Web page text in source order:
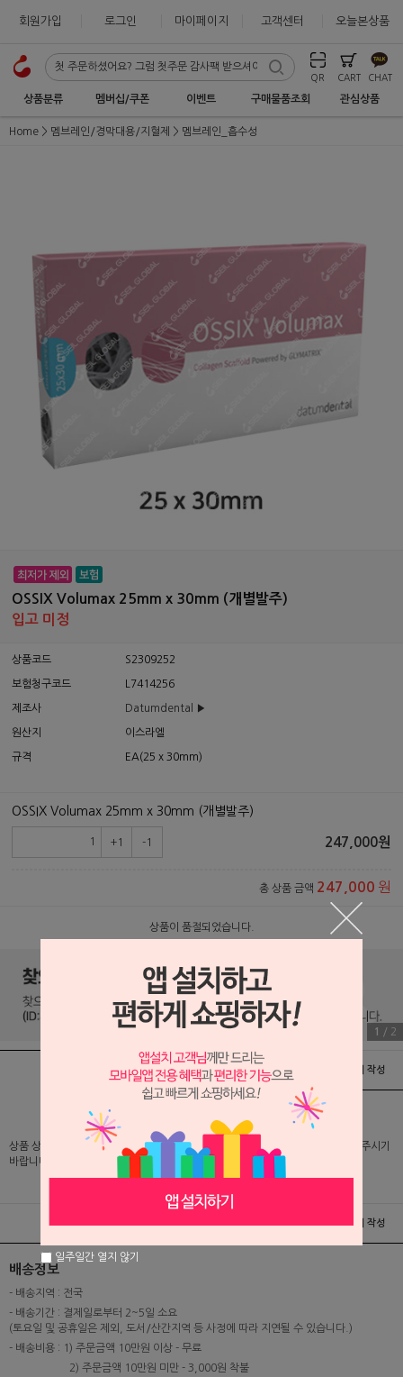
회원가입 로그인 마이페이지 고객센터 오늘본상품
QR CART CHAT
상품분류 멤버십/쿠폰 이벤트 구매물품조회 관심상품
Home 멤브레인/경막대용/지혈제 멤브레인_흡수성
OSSIX Volumax 25mm x 30mm (개별발주)
입고 미정
상품코드 S2309252
보험청구코드 L7414256
제조사 Datumdental ▶
원산지 이스라엘
규격 EA(25 x 30mm)
OSSIX Volumax 25mm x 30mm (개별발주)
+1 -1 247,000원
총 상품 금액 247,000 원
상품이 품절되었습니다.
1 / 2
배송 및 교환/반품안내 상품후기 및 평가서 작성
상품 상세 설명 및 실제 구매 가격은 로그인 후 확인 가능하오니 반드시 로그인해 주시기
바랍니다.
상품후기 및 평가서 작성
배송정보
- 배송지역 : 전국
- 배송기간 : 결제일로부터 2~5일 소요
(토요일 및 공휴일은 제외, 도서/산간지역 등 사정에 따라 지연될 수 있습니다.)
- 배송비용 : 1) 주문금액 10만원 이상 - 무료
2) 주문금액 10만원 미만 - 3,000원 착불
일주일간 열지 않기